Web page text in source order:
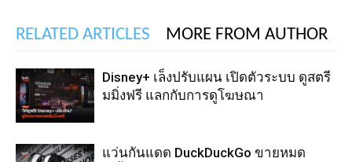
RELATED ARTICLES MORE FROM AUTHOR
Disney+ เล็งปรับแผน เปิดตัวระบบ ดูสตรี
มมิ่งฟรี แลกกับการดูโฆษณา
แว่นกันแดด DuckDuckGo ขายหมด